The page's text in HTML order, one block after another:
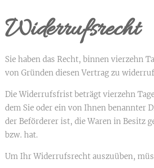
Widerrufsrecht
Sie haben das Recht, binnen vierzehn
von Gründen diesen Vertrag zu
Die Widerrufsfrist beträgt vierzehn
dem Sie oder ein von Ihnen benannter
der Beförderer ist, die Waren in Besitz
bzw. hat.
Um Ihr Widerrufsrecht auszuüben,